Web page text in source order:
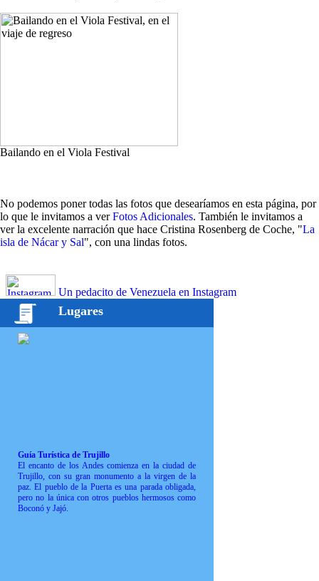
Bailando en el Viola Festival
No podemos poner todas las fotos que desearíamos en esta página, por
lo que le invitamos a verFotos Adicionales. También le invitamos a
ver la excelente narración que hace Cristina Rosenberg de Coche, "La
isla de Nácar y Sal", con una lindas fotos.
Un pedacito de Venezuela en Instagram
Lugares
Guía Turística de Trujillo
El encanto de los Andes comienza en la ciudad de
Trujillo, con su gran monumento a la virgen de la
paz. El pueblo de la Puerta es una parada obligada,
pero no la única con otros pueblos hermosos como
Boconó y Jajó.